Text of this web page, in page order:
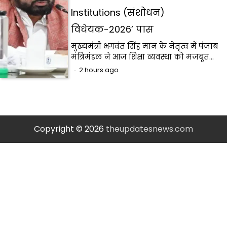
Institutions (संशोधन)
विधेयक-2026’ पास
मुख्यमंत्री भगवंत सिंह मान के नेतृत्व में पंजाब
मंत्रिमंडल ने आज शिक्षा व्यवस्था को मजबूत…
2 hours ago
Copyright © 2026 theupdatesnews.com